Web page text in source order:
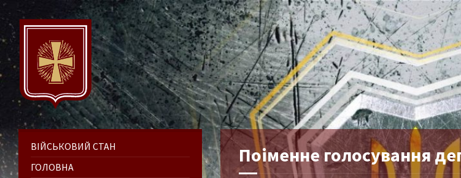
Поіменне голосування
ВІЙСЬКОВИЙ СТАН
ГОЛОВНА